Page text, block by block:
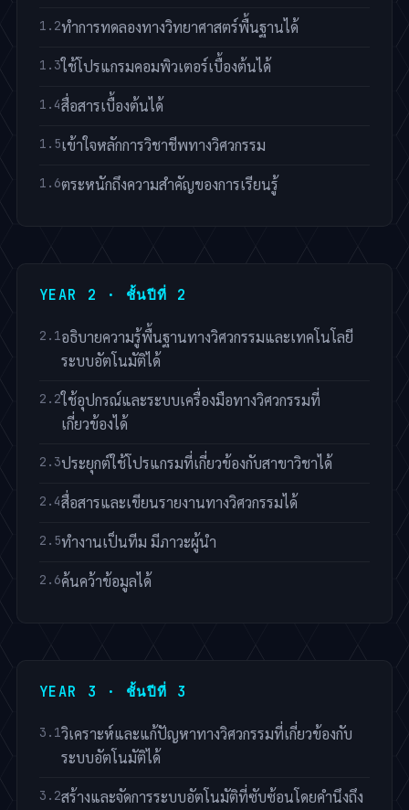
ทำการทดลองทางวิทยาศาสตร์พื้นฐานได้
ใช้โปรแกรมคอมพิวเตอร์เบื้องต้นได้
สื่อสารเบื้องต้นได้
เข้าใจหลักการวิชาชีพทางวิศวกรรม
ตระหนักถึงความสำคัญของการเรียนรู้
YEAR 2 · ชั้นปีที่ 2
อธิบายความรู้พื้นฐานทางวิศวกรรมและเทคโนโลยี
ระบบอัตโนมัติได้
ใช้อุปกรณ์และระบบเครื่องมือทางวิศวกรรมที่
เกี่ยวข้องได้
ประยุกต์ใช้โปรแกรมที่เกี่ยวข้องกับสาขาวิชาได้
สื่อสารและเขียนรายงานทางวิศวกรรมได้
ทำงานเป็นทีม มีภาวะผู้นำ
ค้นคว้าข้อมูลได้
YEAR 3 · ชั้นปีที่ 3
วิเคราะห์และแก้ปัญหาทางวิศวกรรมที่เกี่ยวข้องกับ
ระบบอัตโนมัติได้
สร้างและจัดการระบบอัตโนมัติที่ซับซ้อนโดยคำนึงถึง